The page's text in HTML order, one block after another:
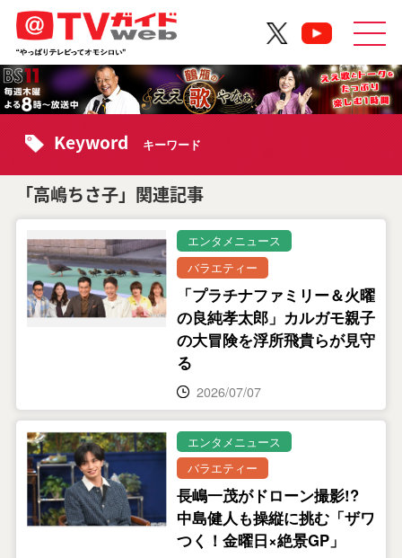
Keyword キーワード
「高嶋ちさ子」関連記事
エンタメニュース
バラエティー
「プラチナファミリー＆火曜
の良純孝太郎」カルガモ親子
の大冒険を浮所飛貴らが見守
る
2026/07/07
エンタメニュース
バラエティー
長嶋一茂がドローン撮影!?
中島健人も操縦に挑む「ザワ
つく！金曜日×絶景GP」